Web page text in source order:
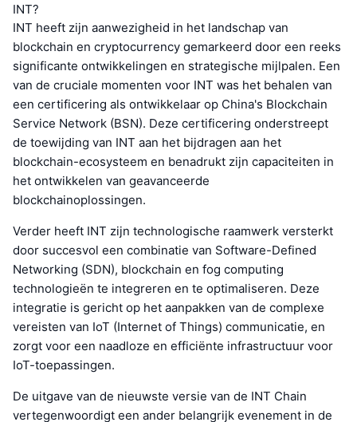
INT?
INT heeft zijn aanwezigheid in het landschap van
blockchain en cryptocurrency gemarkeerd door een reeks
significante ontwikkelingen en strategische mijlpalen. Een
van de cruciale momenten voor INT was het behalen van
een certificering als ontwikkelaar op China's Blockchain
Service Network (BSN). Deze certificering onderstreept
de toewijding van INT aan het bijdragen aan het
blockchain-ecosysteem en benadrukt zijn capaciteiten in
het ontwikkelen van geavanceerde
blockchainoplossingen.
Verder heeft INT zijn technologische raamwerk versterkt
door succesvol een combinatie van Software-Defined
Networking (SDN), blockchain en fog computing
technologieën te integreren en te optimaliseren. Deze
integratie is gericht op het aanpakken van de complexe
vereisten van IoT (Internet of Things) communicatie, en
zorgt voor een naadloze en efficiënte infrastructuur voor
IoT-toepassingen.
De uitgave van de nieuwste versie van de INT Chain
vertegenwoordigt een ander belangrijk evenement in de